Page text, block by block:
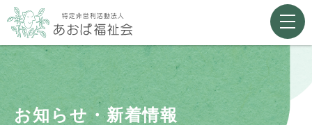
お知らせ・新着情報